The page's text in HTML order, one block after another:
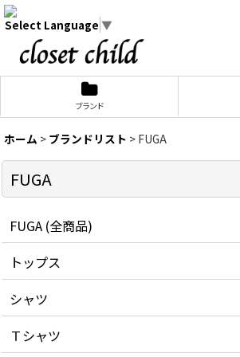
Select Language ▼
ブランド
ホーム > ブランドリスト > FUGA
FUGA
FUGA (全商品)
トップス
シャツ
Ｔシャツ